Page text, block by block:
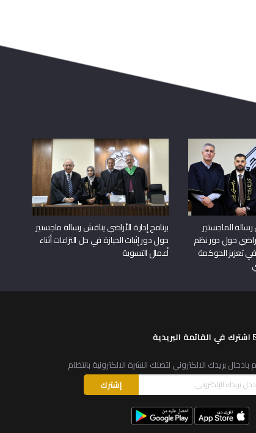
الماجستير
حول دور نظم
تعزيز الحوكمة
برنامج إدارة الأراضي يناقش رسالة ماجستير
حول دور إثبات الحيازة في حل النزاعات أثناء
أعمال التسوية
اشترك في القائمة البريدية
بادخال بريدك الالكتروني لتصلك النشرة الالكترونية بانتظام